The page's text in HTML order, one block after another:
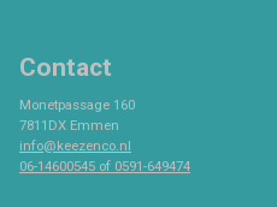
Contact
Monetpassage 160
7811DX Emmen
info@keezenco.nl
06-14600545 of 0591-649474